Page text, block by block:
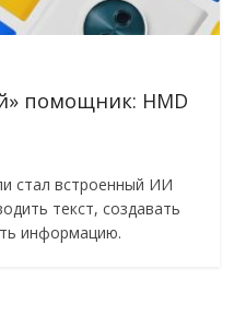
помощник: HMD
стал встроенный ИИ
текст, создавать
информацию.